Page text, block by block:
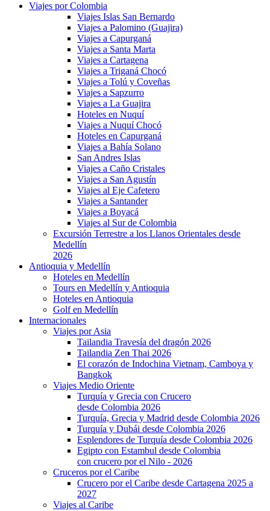
Viajes por Colombia
Viajes Islas San Bernardo
Viajes a Palomino (Guajira)
Viajes a Capurganá
Viajes a Santa Marta
Viajes a Cartagena
Viajes a Triganá Chocó
Viajes a Tolú y Coveñas
Viajes a Sapzurro
Viajes a La Guajira
Hoteles en Nuquí
Viajes a Nuquí Chocó
Hoteles en Capurganá
Viajes a Bahía Solano
San Andres Islas
Viajes a Caño Cristales
Viajes a San Agustín
Viajes al Eje Cafetero
Viajes a Santander
Viajes a Boyacá
Viajes al Sur de Colombia
Excursión Terrestre a los Llanos Orientales desde
Medellín
2026
Antioquia y Medellín
Hoteles en Medellín
Tours en Medellín y Antioquia
Hoteles en Antioquia
Golf en Medellín
Internacionales
Viajes por Asia
Tailandia Travesía del dragón 2026
Tailandia Zen Thai 2026
El corazón de Indochina Vietnam, Camboya y
Bangkok
Viajes Medio Oriente
Turquía y Grecia con Crucero
desde Colombia 2026
Turquía, Grecia y Madrid desde Colombia 2026
Turquía y Dubái desde Colombia 2026
Esplendores de Turquía desde Colombia 2026
Egipto con Estambul desde Colombia
con crucero por el Nilo - 2026
Cruceros por el Caribe
Crucero por el Caribe desde Cartagena 2025 a
2027
Viajes al Caribe